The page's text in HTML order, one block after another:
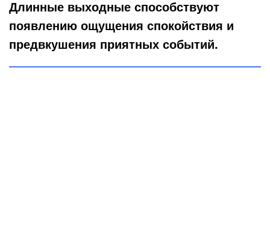
Длинные выходные способствуют
появлению ощущения спокойствия и
предвкушения приятных событий.